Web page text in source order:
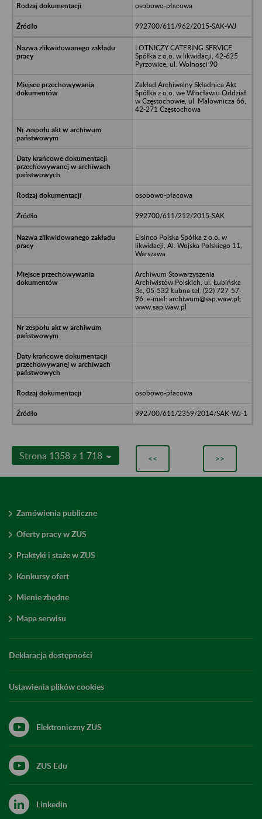
osobowo-płacowa
992700/611/962/2015-SAK-WJ
LOTNICZY CATERING SERVICE
Spółka z o.o. w likwidacji, 42-625
Pyrzowice, ul. Wolnosci 90
Zakład Archiwalny Składnica Akt
Spółka z o.o. we Wrocławiu Oddział
w Częstochowie, ul. Malownicza 66,
42-271 Częstochowa
osobowo-płacowa
992700/611/212/2015-SAK
Elsinco Polska Spółka z o.o. w
likwidacji, Al. Wojska Polskiego 11,
Warszawa
Archiwum Stowarzyszenia
Archiwistów Polskich, ul. Łubińska
3c, 05-532 Łubna tel. (22) 727-57-
96, e-mail: archiwum@sap.waw.pl;
www.sap.waw.pl
osobowo-płacowa
992700/611/2359/2014/SAK-WJ-1
Strona 1358 z 1 718 << >>
Zamówienia publiczne
Oferty pracy w ZUS
Praktyki i staże w ZUS
Konkursy ofert
Mienie zbędne
Mapa serwisu
Deklaracja dostępności
Ustawienia plików cookies
Elektroniczny ZUS
ZUS Edu
Linkedin